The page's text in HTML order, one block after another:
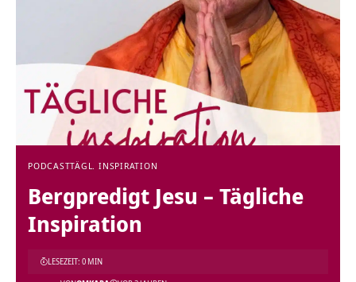
PODCASTTÄGL. INSPIRATION
Bergpredigt Jesu – Tägliche
Inspiration
LESEZEIT: 0 MIN